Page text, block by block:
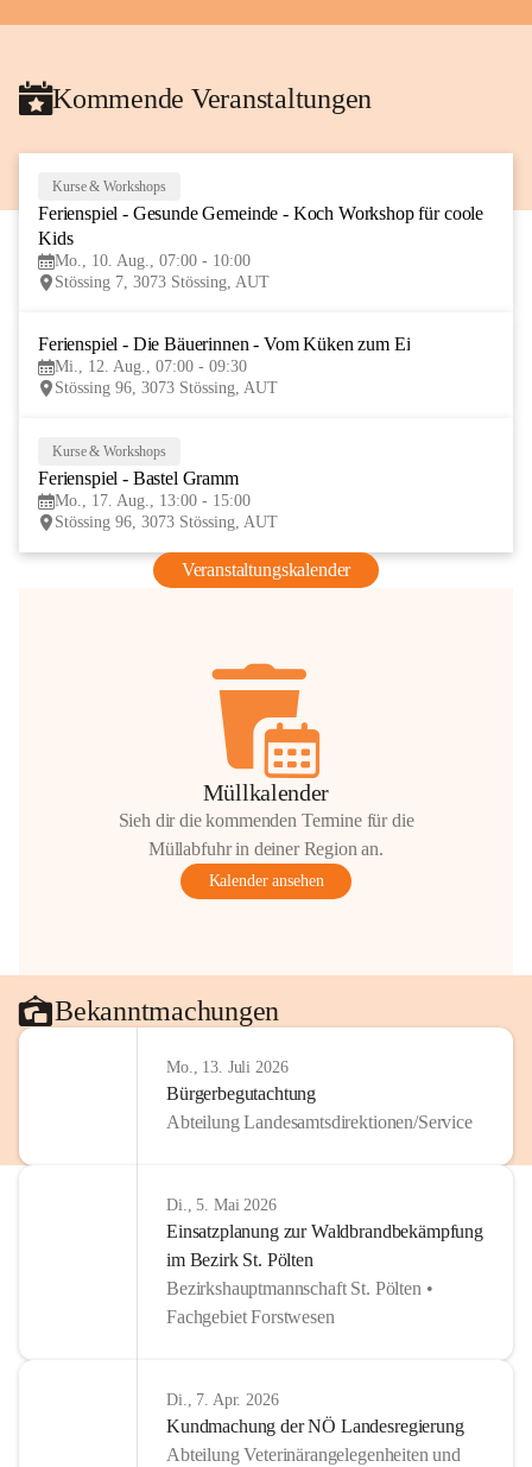
Kommende Veranstaltungen
AUG
Kurse & Workshops
Ferienspiel - Gesunde Gemeinde - Koch Workshop für coole
Kids
Mo., 10. Aug., 07:00 - 10:00
Stössing 7, 3073 Stössing, AUT
Ferienspiel - Die Bäuerinnen - Vom Küken zum Ei
Mi., 12. Aug., 07:00 - 09:30
Stössing 96, 3073 Stössing, AUT
Kurse & Workshops
Ferienspiel - Bastel Gramm
Mo., 17. Aug., 13:00 - 15:00
Stössing 96, 3073 Stössing, AUT
Veranstaltungskalender
Müllkalender
Sieh dir die kommenden Termine für die
Müllabfuhr in deiner Region an.
Kalender ansehen
Bekanntmachungen
Mo., 13. Juli 2026
Bürgerbegutachtung
Abteilung Landesamtsdirektionen/Service
Di., 5. Mai 2026
Einsatzplanung zur Waldbrandbekämpfung
im Bezirk St. Pölten
Bezirkshauptmannschaft St. Pölten •
Fachgebiet Forstwesen
Di., 7. Apr. 2026
Kundmachung der NÖ Landesregierung
Abteilung Veterinärangelegenheiten und